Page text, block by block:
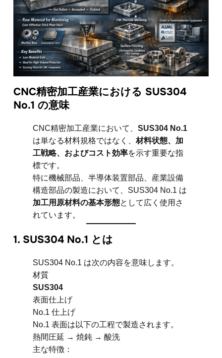
CNC精密加工産業における SUS304
No.1 の意味
CNC精密加工産業において、SUS304 No.1
は単なる材料規格ではなく、材料状態、加
工戦略、およびコスト効率を示す重要な指
標です。
特に機械部品、半導体装置部品、産業設備
構造部品の製造において、SUS304 No.1 は
加工用原材料の基本形態として広く使用さ
れています。
1. SUS304 No.1 とは
SUS304 No.1 は次の内容を意味します。
材質
SUS304
表面仕上げ
No.1 仕上げ
No.1 表面は以下の工程で製造されます。
熱間圧延 → 焼鈍 → 酸洗
主な特徴：